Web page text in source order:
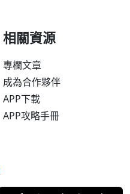
相關資源
專欄文章
成為合作夥伴
APP下載
APP攻略手冊